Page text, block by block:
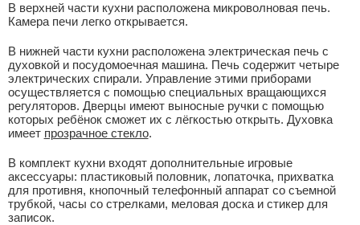
В верхней части кухни расположена микроволновая печь.
Камера печи легко открывается.
В нижней части кухни расположена электрическая печь с
духовкой и посудомоечная машина. Печь содержит четыре
электрических спирали. Управление этими приборами
осуществляется с помощью специальных вращающихся
регуляторов. Дверцы имеют выносные ручки с помощью
которых ребёнок сможет их с лёгкостью открыть. Духовка
имеет прозрачное стекло.
В комплект кухни входят дополнительные игровые
аксессуары: пластиковый половник, лопаточка, прихватка
для противня, кнопочный телефонный аппарат со съемной
трубкой, часы со стрелками, меловая доска и стикер для
записок.